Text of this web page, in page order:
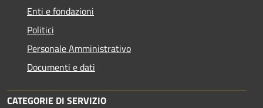
Enti e fondazioni
Politici
Personale Amministrativo
Documenti e dati
CATEGORIE DI SERVIZIO